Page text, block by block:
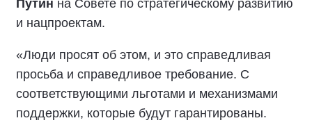
Путин на Совете по стратегическому развитию
и нацпроектам.
«Люди просят об этом, и это справедливая
просьба и справедливое требование. С
соответствующими льготами и механизмами
поддержки, которые будут гарантированы.